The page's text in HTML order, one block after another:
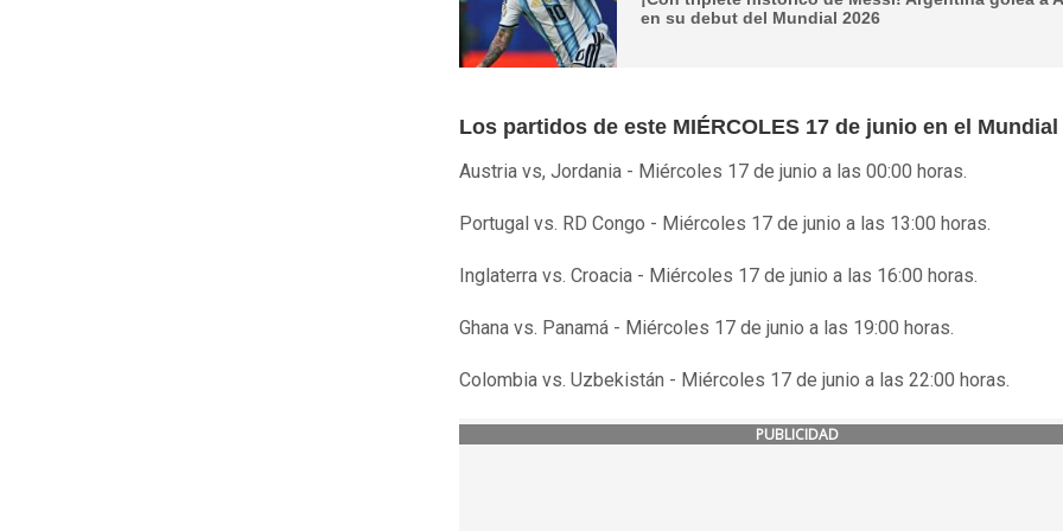
en su debut del Mundial 2026
Los partidos de este MIÉRCOLES 17 de junio en el Mundial
Austria vs, Jordania - Miércoles 17 de junio a las 00:00 horas.
Portugal vs. RD Congo - Miércoles 17 de junio a las 13:00 horas.
Inglaterra vs. Croacia - Miércoles 17 de junio a las 16:00 horas.
Ghana vs. Panamá - Miércoles 17 de junio a las 19:00 horas.
Colombia vs. Uzbekistán - Miércoles 17 de junio a las 22:00 horas.
PUBLICIDAD